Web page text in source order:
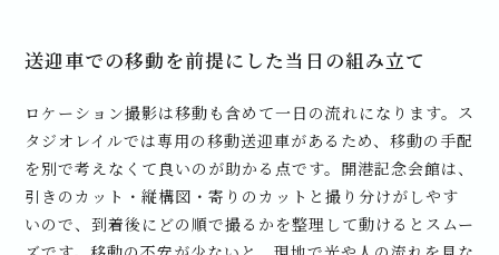
送迎車での移動を前提にした当日の組み立て
ロケーション撮影は移動も含めて一日の流れになります。ス
タジオレイルでは専用の移動送迎車があるため、移動の手配
を別で考えなくて良いのが助かる点です。開港記念会館は、
引きのカット・縦構図・寄りのカットと撮り分けがしやす
いので、到着後にどの順で撮るかを整理して動けるとスムー